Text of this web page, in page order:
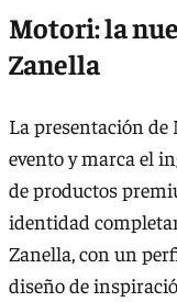
Motori: la
Zanella
La presentación
evento y marca el
de productos
identidad
Zanella, con un
diseño de